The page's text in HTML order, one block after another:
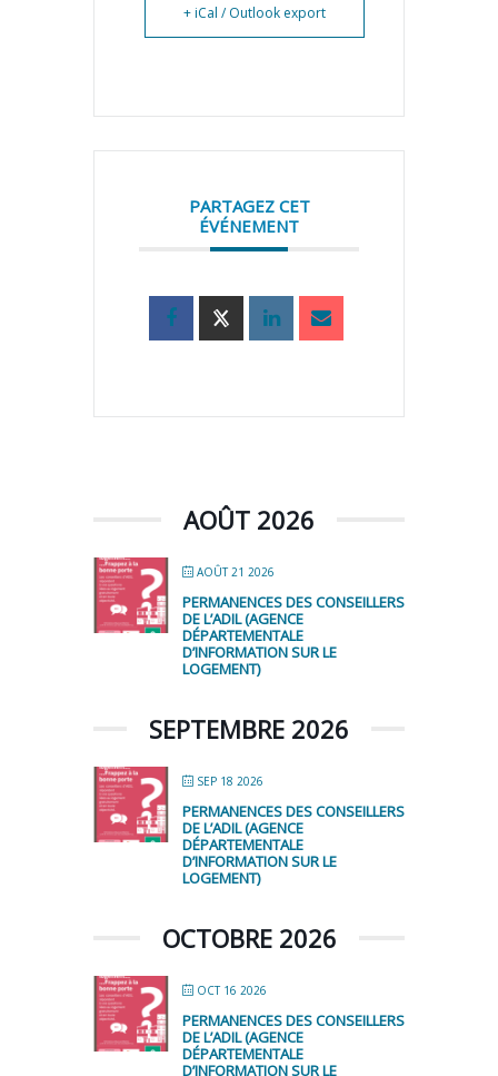
+ iCal / Outlook export
PARTAGEZ CET
ÉVÉNEMENT
AOÛT 2026
AOÛT 21 2026
PERMANENCES DES CONSEILLERS
DE L’ADIL (AGENCE
DÉPARTEMENTALE
D’INFORMATION SUR LE
LOGEMENT)
SEPTEMBRE 2026
SEP 18 2026
PERMANENCES DES CONSEILLERS
DE L’ADIL (AGENCE
DÉPARTEMENTALE
D’INFORMATION SUR LE
LOGEMENT)
OCTOBRE 2026
OCT 16 2026
PERMANENCES DES CONSEILLERS
DE L’ADIL (AGENCE
DÉPARTEMENTALE
D’INFORMATION SUR LE